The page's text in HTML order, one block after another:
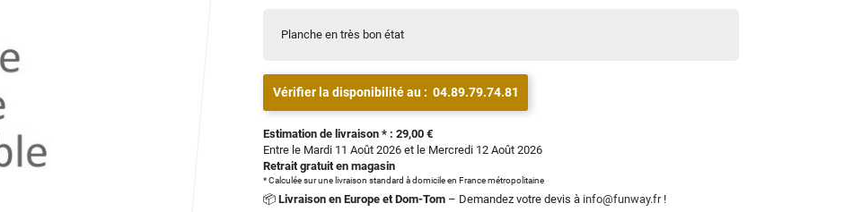
Planche en très bon état
Vérifier la disponibilité au : 04.89.79.74.81
Estimation de livraison * : 29,00 €
Entre le Mardi 11 Août 2026 et le Mercredi 12 Août 2026
Retrait gratuit en magasin
* Calculée sur une livraison standard à domicile en France métropolitaine
📦 Livraison en Europe et Dom-Tom – Demandez votre devis à info@funway.fr!